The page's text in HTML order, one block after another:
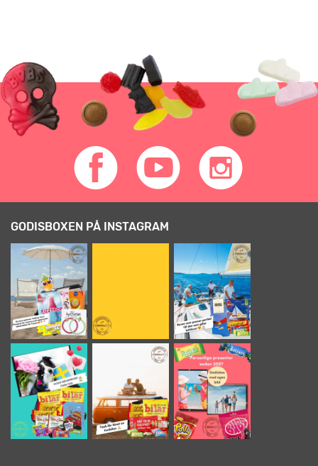
GODISBOXEN PÅ INSTAGRAM